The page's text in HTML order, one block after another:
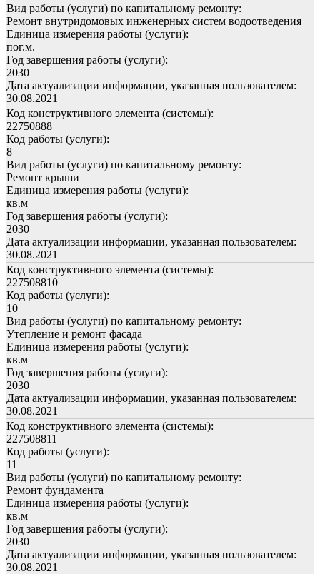
Вид работы (услуги) по капитальному ремонту:
Ремонт внутридомовых инженерных систем водоотведения
Единица измерения работы (услуги):
пог.м.
Год завершения работы (услуги):
2030
Дата актуализации информации, указанная пользователем:
30.08.2021
Код конструктивного элемента (системы):
22750888
Код работы (услуги):
8
Вид работы (услуги) по капитальному ремонту:
Ремонт крыши
Единица измерения работы (услуги):
кв.м
Год завершения работы (услуги):
2030
Дата актуализации информации, указанная пользователем:
30.08.2021
Код конструктивного элемента (системы):
227508810
Код работы (услуги):
10
Вид работы (услуги) по капитальному ремонту:
Утепление и ремонт фасада
Единица измерения работы (услуги):
кв.м
Год завершения работы (услуги):
2030
Дата актуализации информации, указанная пользователем:
30.08.2021
Код конструктивного элемента (системы):
227508811
Код работы (услуги):
11
Вид работы (услуги) по капитальному ремонту:
Ремонт фундамента
Единица измерения работы (услуги):
кв.м
Год завершения работы (услуги):
2030
Дата актуализации информации, указанная пользователем:
30.08.2021